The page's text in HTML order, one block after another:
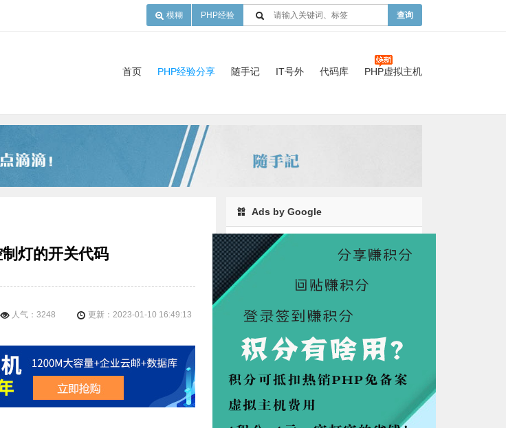
模糊 PHP经验 查询
首页 PHP经验分享 随手记 IT号外 代码库 PHP虚拟主机
灯的开关代码
更新：2023-01-10 16:49:13
人气：3248
Ads by Google